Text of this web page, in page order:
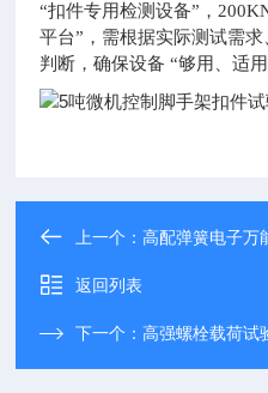
“扣件专用检测设备”，
平台”，需根据实际测试需
判断，确保设备 “够用、适用
上一个：高配弹簧电子万
返回列表
下一个：高强螺栓载荷试